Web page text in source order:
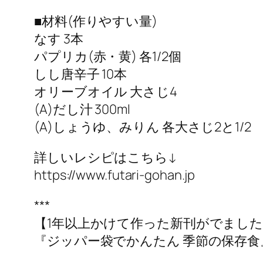
■材料(作りやすい量)
なす 3本
パプリカ(赤・黄) 各1/2個
しし唐辛子 10本
オリーブオイル 大さじ4
(A)だし汁 300ml
(A)しょうゆ、みりん 各大さじ2と1/2
詳しいレシピはこちら↓
https://www.futari-gohan.jp
***
【1年以上かけて作った新刊がでました
『ジッパー袋でかんたん 季節の保存食